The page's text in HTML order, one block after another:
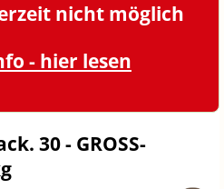
nicht möglich
- hier lesen
30 - GROSS-